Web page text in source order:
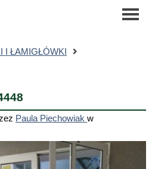
I ŁAMIGŁÓWKI
Paula Piechowiak w